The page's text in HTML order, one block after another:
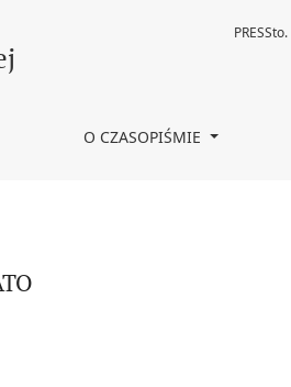
O CZASOPIŚMIE
PRESSto.